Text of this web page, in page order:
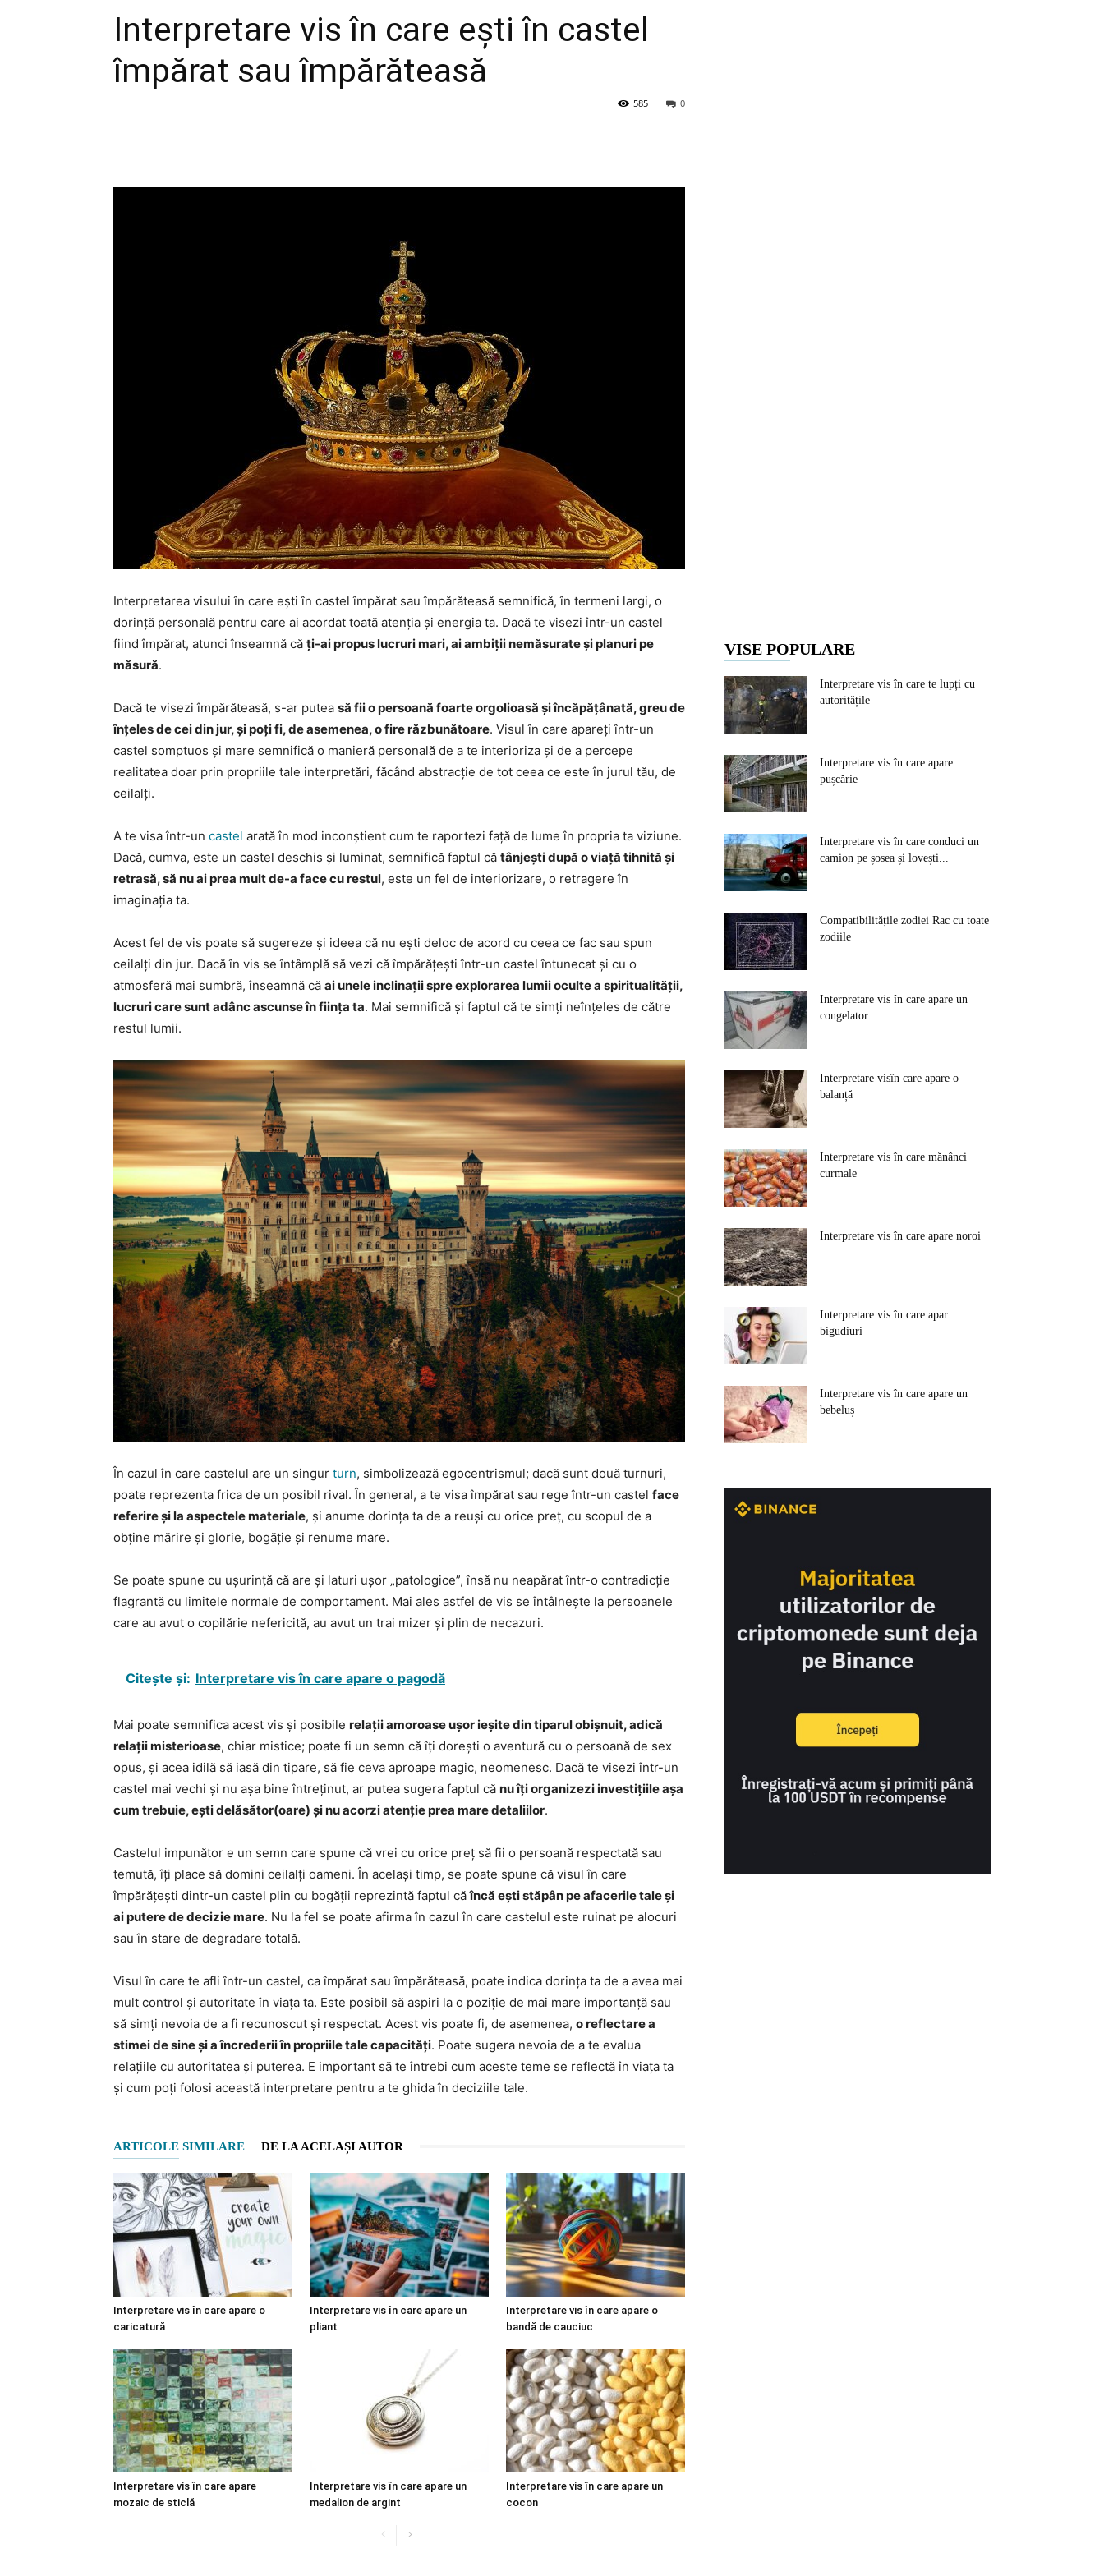
Interpretare vis în care ești în castel
împărat sau împărăteasă
0
585
Interpretarea visului în care ești în castel împărat sau împărăteasă semnifică, în termeni largi, o
dorință personală pentru care ai acordat toată atenția și energia ta. Dacă te visezi într-un castel
fiind împărat, atunci înseamnă că ți-ai propus lucruri mari, ai ambiții nemăsurate și planuri pe
măsură.
Dacă te visezi împărăteasă, s-ar putea să fii o persoană foarte orgolioasă și încăpățânată, greu de
înțeles de cei din jur, și poți fi, de asemenea, o fire răzbunătoare. Visul în care apareți într-un
castel somptuos și mare semnifică o manieră personală de a te interioriza și de a percepe
realitatea doar prin propriile tale interpretări, făcând abstracție de tot ceea ce este în jurul tău, de
ceilalți.
A te visa într-un castel arată în mod inconștient cum te raportezi față de lume în propria ta viziune.
Dacă, cumva, este un castel deschis și luminat, semnifică faptul că tânjești după o viață tihnită și
retrasă, să nu ai prea mult de-a face cu restul, este un fel de interiorizare, o retragere în
imaginația ta.
Acest fel de vis poate să sugereze și ideea că nu ești deloc de acord cu ceea ce fac sau spun
ceilalți din jur. Dacă în vis se întâmplă să vezi că împărățești într-un castel întunecat și cu o
atmosferă mai sumbră, înseamnă că ai unele inclinații spre explorarea lumii oculte a spiritualității,
lucruri care sunt adânc ascunse în ființa ta. Mai semnifică și faptul că te simți neînțeles de către
restul lumii.
În cazul în care castelul are un singur turn, simbolizează egocentrismul; dacă sunt două turnuri,
poate reprezenta frica de un posibil rival. În general, a te visa împărat sau rege într-un castel face
referire și la aspectele materiale, și anume dorința ta de a reuși cu orice preț, cu scopul de a
obține mărire și glorie, bogăție și renume mare.
Se poate spune cu ușurință că are și laturi ușor „patologice”, însă nu neapărat într-o contradicție
flagrantă cu limitele normale de comportament. Mai ales astfel de vis se întâlnește la persoanele
care au avut o copilărie nefericită, au avut un trai mizer și plin de necazuri.
Citește și: Interpretare vis în care apare o pagodă
Mai poate semnifica acest vis și posibile relații amoroase ușor ieșite din tiparul obișnuit, adică
relații misterioase, chiar mistice; poate fi un semn că îți dorești o aventură cu o persoană de sex
opus, și acea idilă să iasă din tipare, să fie ceva aproape magic, neomenesc. Dacă te visezi într-un
castel mai vechi și nu așa bine întreținut, ar putea sugera faptul că nu îți organizezi investițiile așa
cum trebuie, ești delăsător(oare) și nu acorzi atenție prea mare detaliilor.
Castelul impunător e un semn care spune că vrei cu orice preț să fii o persoană respectată sau
temută, îți place să domini ceilalți oameni. În același timp, se poate spune că visul în care
împărățești dintr-un castel plin cu bogății reprezintă faptul căîncă ești stăpân pe afacerile tale și
ai putere de decizie mare. Nu la fel se poate afirma în cazul în care castelul este ruinat pe alocuri
sau în stare de degradare totală.
Visul în care te afli într-un castel, ca împărat sau împărăteasă, poate indica dorința ta de a avea mai
mult control și autoritate în viața ta. Este posibil să aspiri la o poziție de mai mare importanță sau
să simți nevoia de a fi recunoscut și respectat. Acest vis poate fi, de asemenea, o reflectare a
stimei de sine și a încrederii în propriile tale capacități. Poate sugera nevoia de a te evalua
relațiile cu autoritatea și puterea. E important să te întrebi cum aceste teme se reflectă în viața ta
și cum poți folosi această interpretare pentru a te ghida în deciziile tale.
ARTICOLE SIMILARE DE LA ACELAȘI AUTOR
Interpretare vis în care apare o
caricatură
Interpretare vis în care apare un
pliant
Interpretare vis în care apare o
bandă de cauciuc
Interpretare vis în care apare
mozaic de sticlă
Interpretare vis în care apare un
medalion de argint
Interpretare vis în care apare un
cocon
VISE POPULARE
Interpretare vis în care te lupți cu
autoritățile
Interpretare vis în care apare
pușcărie
Interpretare vis în care conduci un
camion pe șosea și lovești...
Compatibilitățile zodiei Rac cu toate
zodiile
Interpretare vis în care apare un
congelator
Interpretare visîn care apare o
balanță
Interpretare vis în care mănânci
curmale
Interpretare vis în care apare noroi
Interpretare vis în care apar
bigudiuri
Interpretare vis în care apare un
bebeluș